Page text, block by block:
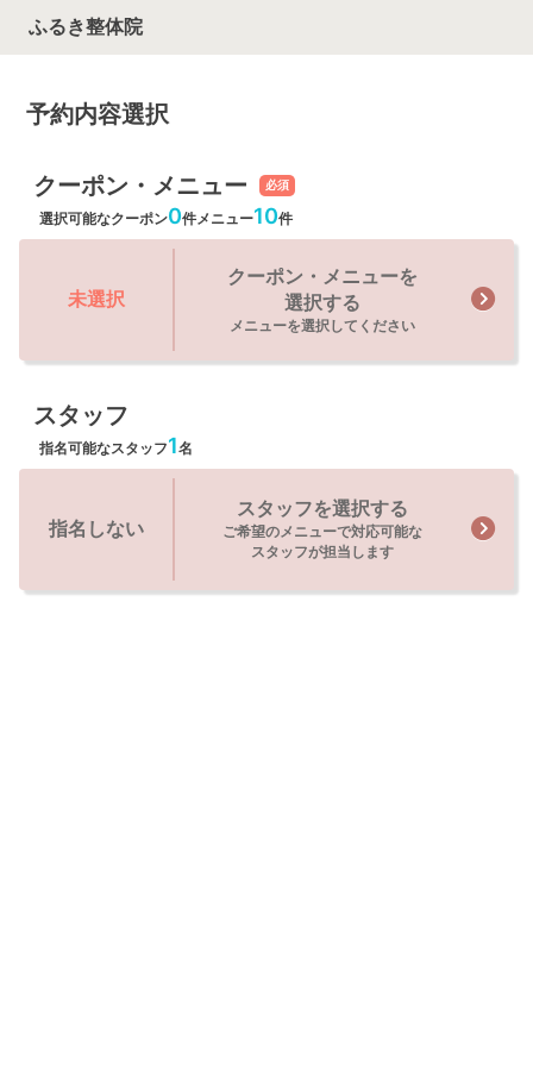
ふるき整体院
予約内容選択
クーポン・メニュー 必須
選択可能なクーポン0件 メニュー10件
未選択
クーポン・メニューを
選択する
メニューを選択してください
スタッフ
指名可能なスタッフ1名
指名しない
スタッフを選択する
ご希望のメニューで対応可能な
スタッフが担当します